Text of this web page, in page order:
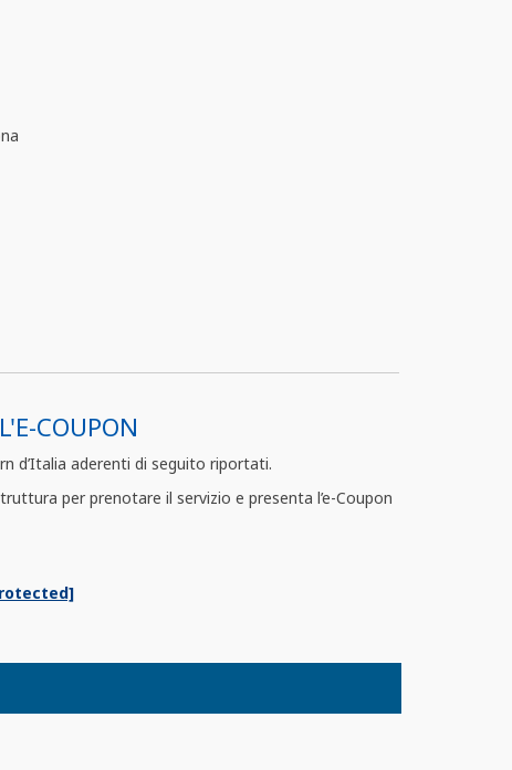
COUPON
d’Italia aderenti di seguito riportati.
per prenotare il servizio e presenta l’e-Coupon